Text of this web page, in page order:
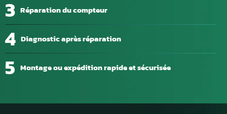
3 Réparation du compteur
4 Diagnostic après réparation
5 Montage ou expédition rapide et sécurisée